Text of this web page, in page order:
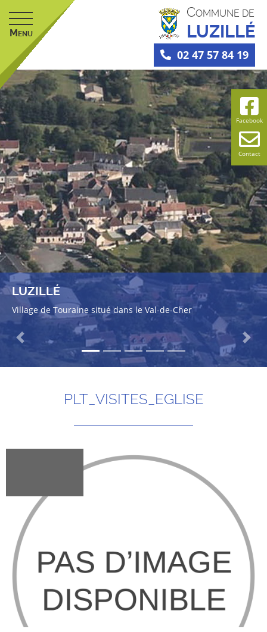
Facebook
Contact
M ENU
COMMUNE DE
LUZILLÉ
02 47 57 84 19
LUZILLÉ
Village de Touraine situé dans le Val-de-Cher
Previous Next
PLT_VISITES_EGLISE